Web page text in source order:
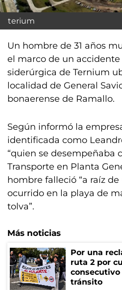
terium
Un hombre de 31 años
el marco de un
siderúrgica de Ternium
localidad de General
bonaerense de Ramallo.
Según informó la
identificada como
“quien se desempeñaba
Transporte en Planta
hombre falleció “a raíz
ocurrido en la playa de
tolva”.
Más noticias
Por una
ruta 2 por
consecutivo
tránsito